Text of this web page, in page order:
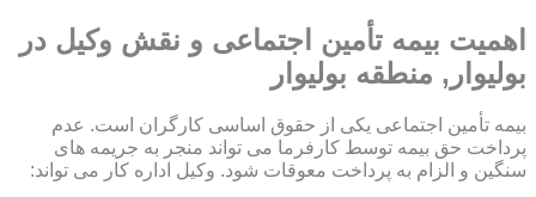
اهمیت بیمه تأمین اجتماعی و نقش وکیل در
بولیوار, منطقه بولیوار
بیمه تأمین اجتماعی یکی از حقوق اساسی کارگران است. عدم
پرداخت حق بیمه توسط کارفرما می تواند منجر به جریمه های
سنگین و الزام به پرداخت معوقات شود. وکیل اداره کار می تواند: